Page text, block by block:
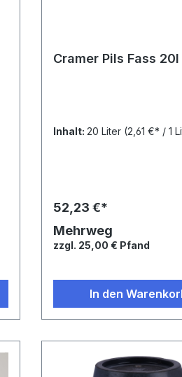
Cramer Pils Fass 20l
Inhalt: 20 Liter (2,61 €* / 1
52,23 €*
Mehrweg
zzgl. 25,00 € Pfand
In den